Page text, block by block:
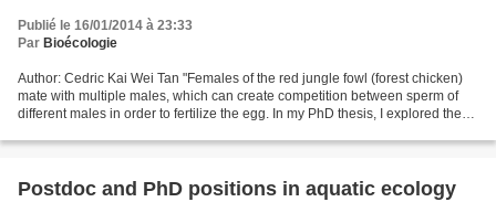
Publié le 16/01/2014 à 23:33
Par Bioécologie
Author: Cedric Kai Wei Tan "Females of the red jungle fowl (forest chicken)
mate with multiple males, which can create competition between sperm of
different males in order to fertilize the egg. In my PhD thesis, I explored the
Postdoc and PhD positions in aquatic ecology